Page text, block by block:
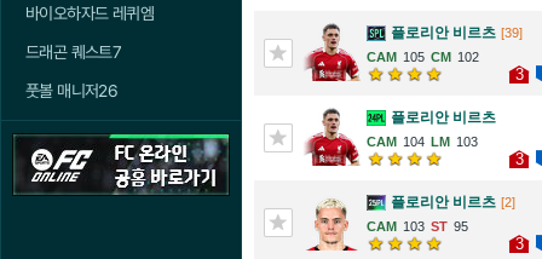
바이오하자드 레퀴엠
드래곤 퀘스트7
풋볼 매니저26
플로리안 비르츠 [39]
105
102
3
플로리안 비르츠
104 103
3
플로리안 비르츠 [2]
103
95
3